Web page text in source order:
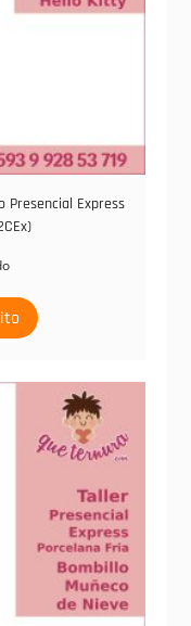
Presencial Express